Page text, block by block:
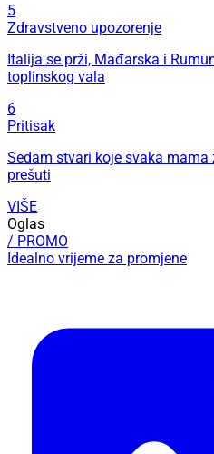
5
Zdravstveno upozorenje
Italija se prži, Mađarska i
toplinskog vala
6
Pritisak
Sedam stvari koje svaka
prešuti
VIŠE
Oglas
/ PROMO
Idealno vrijeme za promjene